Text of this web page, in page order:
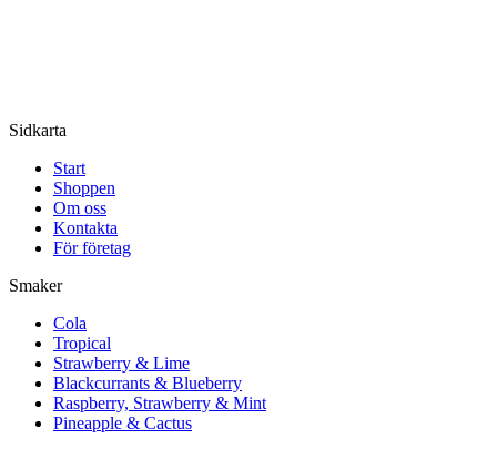
Sidkarta
Start
Shoppen
Om oss
Kontakta
För företag
Smaker
Cola
Tropical
Strawberry & Lime
Blackcurrants & Blueberry
Raspberry, Strawberry & Mint
Pineapple & Cactus